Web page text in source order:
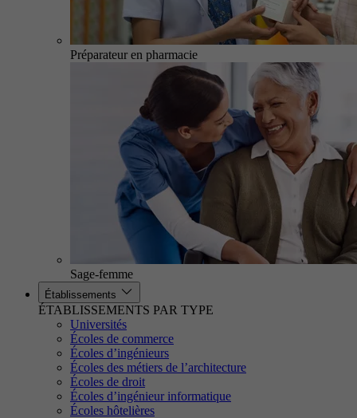
Préparateur en pharmacie
Sage-femme
Établissements
ÉTABLISSEMENTS PAR TYPE
Universités
Écoles de commerce
Écoles d’ingénieurs
Écoles des métiers de l’architecture
Écoles de droit
Écoles d’ingénieur informatique
Écoles hôtelières